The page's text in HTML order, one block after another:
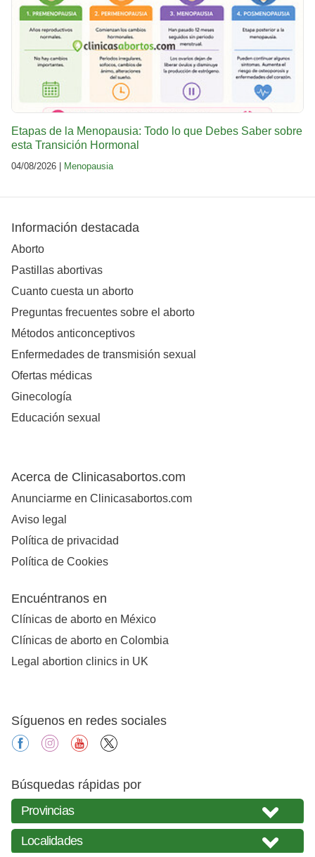
Etapas de la Menopausia: Todo lo que Debes Saber sobre
esta Transición Hormonal
04/08/2026 | Menopausia
Información destacada
Aborto
Pastillas abortivas
Cuanto cuesta un aborto
Preguntas frecuentes sobre el aborto
Métodos anticonceptivos
Enfermedades de transmisión sexual
Ofertas médicas
Ginecología
Educación sexual
Acerca de Clinicasabortos.com
Anunciarme en Clinicasabortos.com
Aviso legal
Política de privacidad
Política de Cookies
Encuéntranos en
Clínicas de aborto en México
Clínicas de aborto en Colombia
Legal abortion clinics in UK
Síguenos en redes sociales
facebookinstagramyoutube
Búsquedas rápidas por